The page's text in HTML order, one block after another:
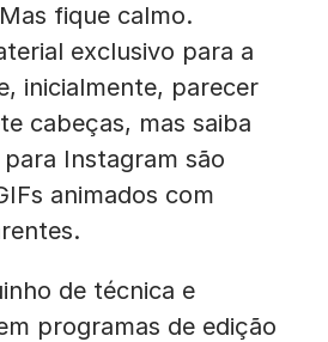
fique calmo.
exclusivo para a
inicialmente, parecer
cabeças, mas saiba
Instagram são
animados com
de técnica e
programas de edição